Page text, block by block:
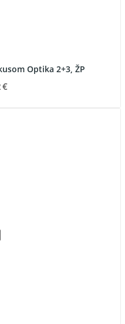
Optika 2+3, ŽP
€